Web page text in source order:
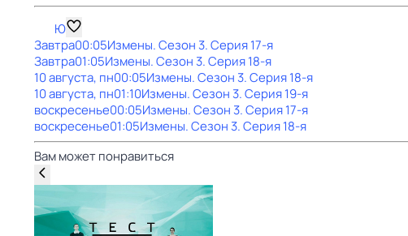
Ю
Завтра00:05Измены. Сезон 3. Серия 17-я
Завтра01:05Измены. Сезон 3. Серия 18-я
10 августа, пн00:05Измены. Сезон 3. Серия 18-я
10 августа, пн01:10Измены. Сезон 3. Серия 19-я
воскресенье00:05Измены. Сезон 3. Серия 17-я
воскресенье01:05Измены. Сезон 3. Серия 18-я
Вам может понравиться